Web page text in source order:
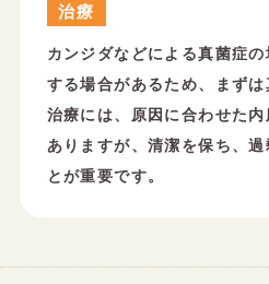
治療
カンジダなどによる真菌症
する場合があるため、まずは
治療には、原因に合わせた
ありますが、清潔を保ち、
とが重要です。